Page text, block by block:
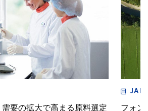
要の拡大で高まる原料選定
フォン